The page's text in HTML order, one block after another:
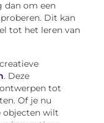
dan om een
Dit kan
tot het leren van
. Deze
tot
Of je nu
objecten wilt